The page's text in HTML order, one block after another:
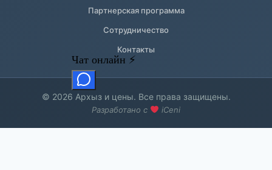
Партнерская программа
Сотрудничество
Контакты
© 2026 Архыз и цены. Все права защищены.
Разработано с iCeni